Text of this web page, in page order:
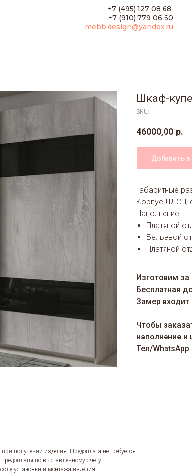
+7 (495) 127 08 68
+7 (910) 779 06 60
mebb.design@yandex.ru
Шкаф-
SKU:
46000,00 р.
Добавить в
Габаритные
Корпус ЛДСП,
Наполнение:
Платяной
Бельевой
Платяной
Изготовим
Бесплатная
Замер входит
Чтобы
наполнение и
Тел/WhatsАрp
получении изделия. Предоплата не требуется.
по выставленному счету.
установки и монтажа изделия.